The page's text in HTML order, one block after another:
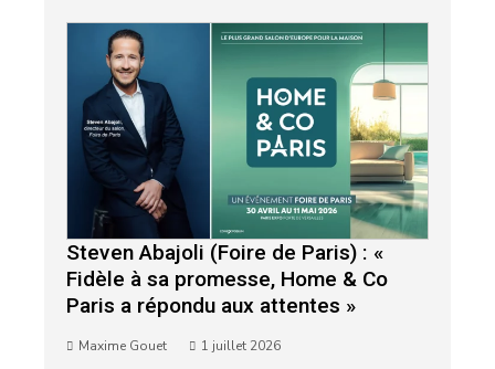
Steven Abajoli (Foire de Paris) : «
Fidèle à sa promesse, Home & Co
Paris a répondu aux attentes »
Maxime Gouet 1 juillet 2026